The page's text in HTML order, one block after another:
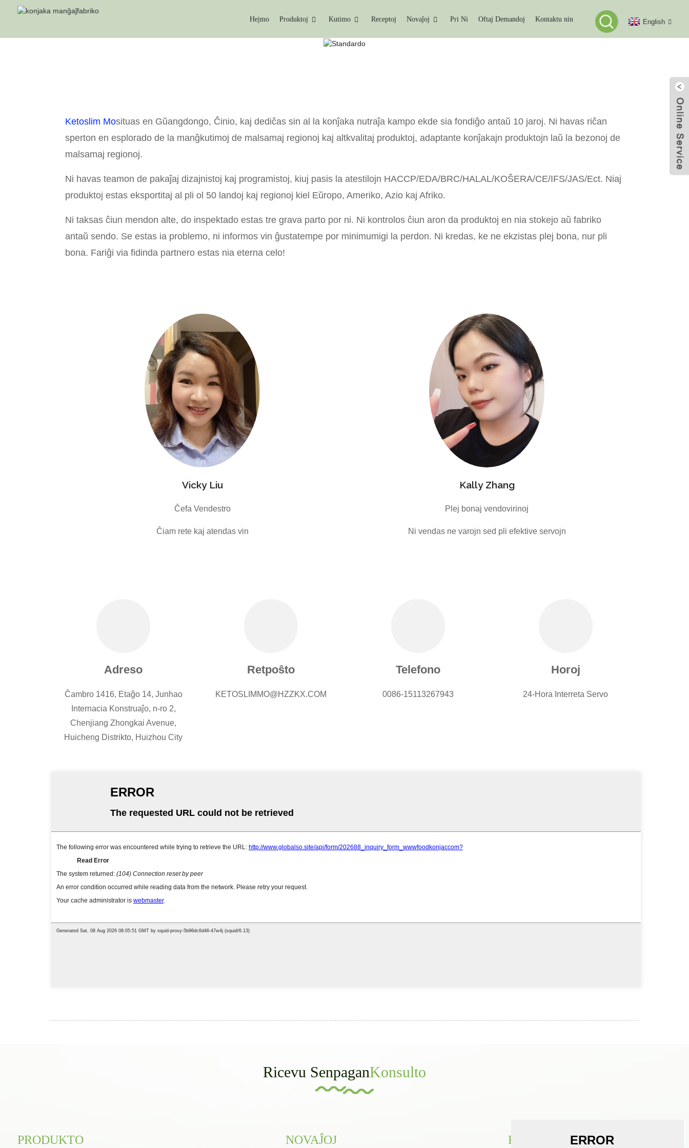
Hejmo Produktoj Kutimo Receptoj Novaĵoj Pri Ni Oftaj Demandoj Kontaktu nin English
Ketoslim Mosituas en Gŭangdongo, Ĉinio, kaj dediĉas sin al la konĵaka nutraĵa kampo ekde sia fondiĝo antaŭ 10 jaroj. Ni havas riĉan
sperton en esplorado de la manĝkutimoj de malsamaj regionoj kaj altkvalitaj produktoj, adaptante konĵakajn produktojn laŭ la bezonoj de
malsamaj regionoj.
Ni havas teamon de pakaĵaj dizajnistoj kaj programistoj, kiuj pasis la atestilojn HACCP/EDA/BRC/HALAL/KOŜERA/CE/IFS/JAS/Ect. Niaj
produktoj estas eksportitaj al pli ol 50 landoj kaj regionoj kiel Eŭropo, Ameriko, Azio kaj Afriko.
Ni taksas ĉiun mendon alte, do inspektado estas tre grava parto por ni. Ni kontrolos ĉiun aron da produktoj en nia stokejo aŭ fabriko
antaŭ sendo. Se estas ia problemo, ni informos vin ĝustatempe por minimumigi la perdon. Ni kredas, ke ne ekzistas plej bona, nur pli
bona. Fariĝi via fidinda partnero estas nia eterna celo!
Vicky Liu
Ĉefa Vendestro
Ĉiam rete kaj atendas vin
Kally Zhang
Plej bonaj vendovirinoj
Ni vendas ne varojn sed pli efektive servojn
Adreso
Ĉambro 1416, Etaĝo 14, Junhao
Internacia Konstruaĵo, n-ro 2,
Chenjiang Zhongkai Avenue,
Huicheng Distrikto, Huizhou City
Retpoŝto
KETOSLIMMO@HZZKX.COM
Telefono
0086-15113267943
Horoj
24-Hora Interreta Servo
Ricevu SenpaganKonsulto
PRODUKTO NOVAĴOJ KONTAKTO